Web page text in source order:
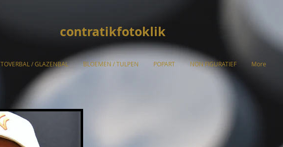
contratikfotoklik
TOVERBAL / GLAZENBAL BLOEMEN / TULPEN POPART NON FIGURATIEF More